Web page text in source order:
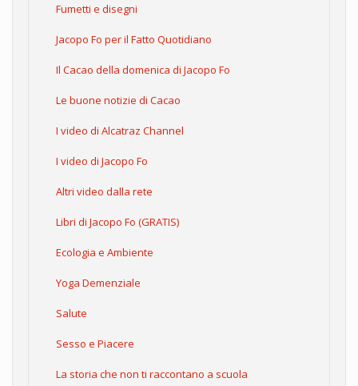
Fumetti e disegni
Jacopo Fo per il Fatto Quotidiano
Il Cacao della domenica di Jacopo Fo
Le buone notizie di Cacao
I video di Alcatraz Channel
I video di Jacopo Fo
Altri video dalla rete
Libri di Jacopo Fo (GRATIS)
Ecologia e Ambiente
Yoga Demenziale
Salute
Sesso e Piacere
La storia che non ti raccontano a scuola